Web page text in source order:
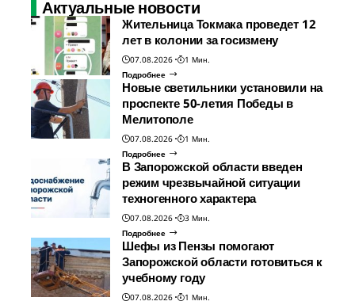
Актуальные новости
Жительница Токмака проведет 12
лет в колонии за госизмену
07.08.2026
1 Мин.
Подробнее
Новые светильники установили на
проспекте 50-летия Победы в
Мелитополе
07.08.2026
1 Мин.
Подробнее
В Запорожской области введен
режим чрезвычайной ситуации
техногенного характера
07.08.2026
3 Мин.
Подробнее
Шефы из Пензы помогают
Запорожской области готовиться к
учебному году
07.08.2026
1 Мин.